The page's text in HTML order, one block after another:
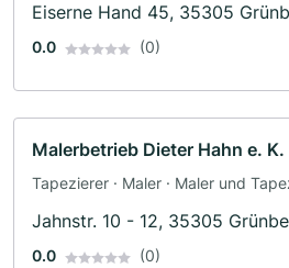
Eiserne Hand 45, 35305
0.0 (0)
Malerbetrieb Dieter Hahn e. K.
Tapezierer · Maler · Maler und
Jahnstr. 10 - 12, 35305
0.0 (0)